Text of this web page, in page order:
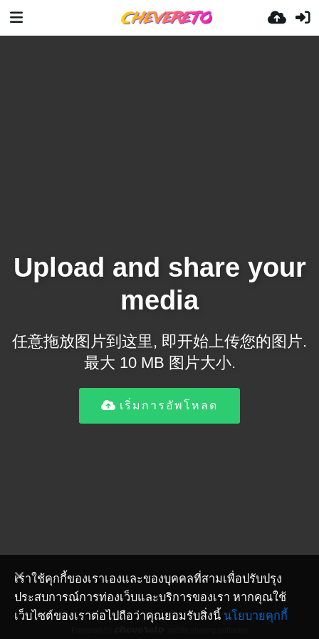
Upload and share your
media
任意拖放图片到这里, 即开始上传您的图片.
最大 10 MB 图片大小.
เริ่มการอัพโหลด
เราใช้คุกกี้ของเราเองและของบุคคลที่สามเพื่อปรับปรุง
ประสบการณ์การท่องเว็บและบริการของเรา หากคุณใช้
เว็บไซต์ของเราต่อไปถือว่าคุณยอมรับสิ่งนี้ นโยบายคุกกี้